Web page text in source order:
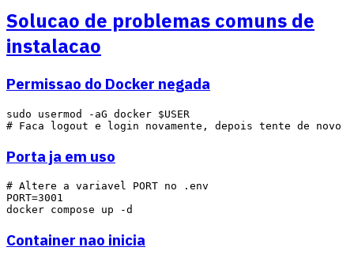
Solucao de problemas comuns de
instalacao
Permissao do Docker negada
sudo usermod -aG docker $USER
Porta ja em uso
# Altere a variavel PORT no .env
PORT=3001
Container nao inicia